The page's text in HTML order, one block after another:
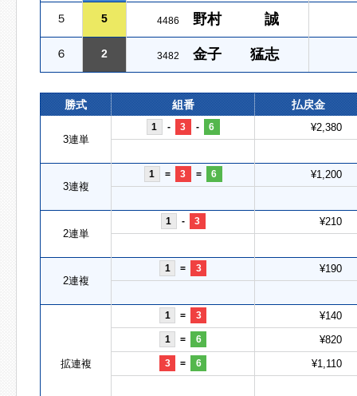
５ 5 4486 野村 誠
６ 2 3482 金子 猛志
勝式 組番 払戻金
3連単
1 - 3 - 6 ¥2,380
3連複
1 = 3 = 6 ¥1,200
2連単
1 - 3 ¥210
2連複
1 = 3 ¥190
拡連複
1 = 3 ¥140
1 = 6 ¥820
3 = 6 ¥1,110